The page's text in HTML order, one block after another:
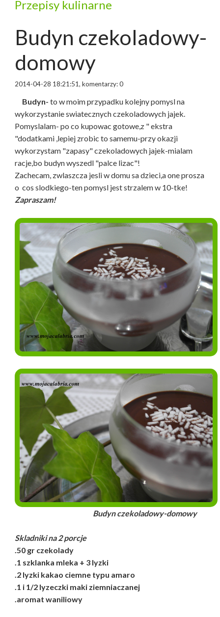
Przepisy kulinarne
Budyn czekoladowy-
domowy
2014-04-28 18:21:51, komentarzy: 0
Budyn- to w moim przypadku kolejny pomysl na
wykorzystanie swiatecznych czekoladowych jajek.
Pomyslalam- po co kupowac gotowe,z " ekstra
"dodatkami ,lepiej zrobic to samemu-przy okazji
wykorzystam "zapasy" czekoladowych jajek-mialam
racje,bo budyn wyszedl "palce lizac"!
Zachecam, zwlaszcza jesli w domu sa dzieci,a one prosza
o cos slodkiego-ten pomysl jest strzalem w 10-tke!
Zapraszam!
Budyn czekoladowy-domowy
Skladniki na 2 porcje
.50 gr czekolady
.1 szklanka mleka + 3 lyzki
.2 lyzki kakao ciemne typu amaro
.1 i 1/2 lyzeczki maki ziemniaczanej
.aromat waniliowy